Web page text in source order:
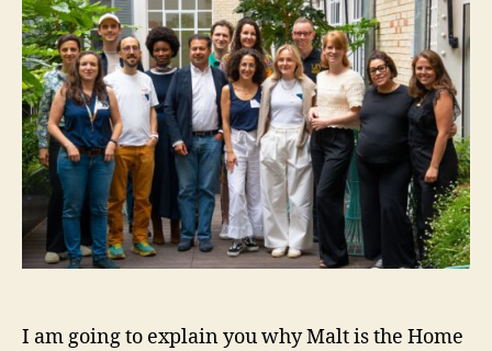
of
Independent
Work
I am going to explain you why Malt is the Home